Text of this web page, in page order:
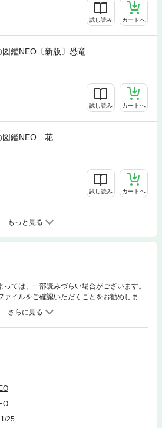
試し読み カートへ
図鑑NEO〔新版〕恐竜
試し読み カートへ
図鑑NEO 花
試し読み カートへ
もっと見る
っては、一部読みづらい場合がございます。
ァイルをご確認いただくことをお勧めしま
図鑑『NEO恐竜』が全ページパワーアップし
ん、翼竜や首長竜など計400種以上を、進化
順に紹介しています。新版『恐竜』は、最新
いイラストと世界中から集めた貴重な写真
上げています。また、恐竜の魅力の1つ
。そこで、研究者の間でも意見が分かれて
」を育てます。 ※電子版には、DVDが含ま
版です。
25